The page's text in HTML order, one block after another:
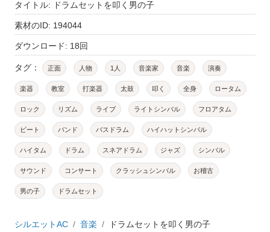
タイトル: ドラムセットを叩く男の子
素材のID: 194044
ダウンロード: 18回
タグ： 正面 人物 1人 音楽家 音楽 演奏
楽器 教室 打楽器 太鼓 叩く 全身 ロータム
ロック リズム ライブ ライトシンバル フロアタム
ビート バンド バスドラム ハイハットシンバル
ハイタム ドラム スネアドラム ジャズ シンバル
サウンド コンサート クラッシュシンバル お稽古
男の子 ドラムセット
シルエットAC 音楽 ドラムセットを叩く男の子